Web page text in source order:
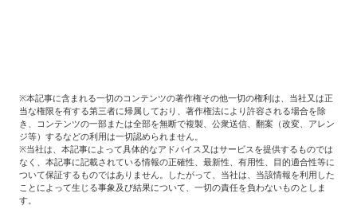
※本記事に含まれる一切のコンテンツの著作権その他一切の権利は、当社又は正
当な権限を有する第三者に帰属しており、著作権法により許容される場合を除
き、コンテンツの一部または全部を無断で複製、公衆送信、翻案（改変、アレン
ジ等）するなどの利用は一切認められません。
※当社は、本記事によって具体的なアドバイス又はサービスを提供するものでは
なく、本記事に記載されている情報の正確性、最新性、有用性、目的適合性等に
ついて保証するものではありません。したがって、当社は、当該情報を利用した
ことによって生じる事象及び結果について、一切の責任を負わないものとしま
す。